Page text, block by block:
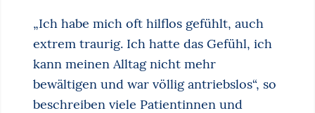
„Ich habe mich oft hilflos gefühlt, auch
extrem traurig. Ich hatte das Gefühl, ich
kann meinen Alltag nicht mehr
bewältigen und war völlig antriebslos“, so
beschreiben viele Patientinnen und